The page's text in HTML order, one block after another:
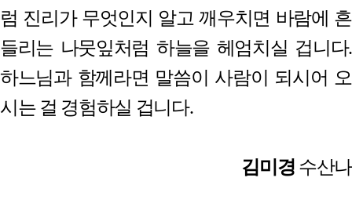
럼 진리가 무엇인지 알고 깨우치면 바람에 흔
들리는 나뭇잎처럼 하늘을 헤엄치실 겁니다.
하느님과 함께라면 말씀이 사람이 되시어 오
시는 걸 경험하실 겁니다.
김미경 수산나